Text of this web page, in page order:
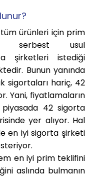
ürünleri için prim
serbest usul
şirketleri istediği
Bunun yanında
sigortaları hariç, 42
Yani, fiyatlamaların
42 sigorta
yer alıyor. Hal
en iyi sigorta şirketi
en iyi prim teklifini
aslında bulmanın